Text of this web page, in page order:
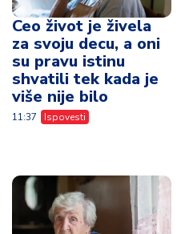
Ceo život je živela
za svoju decu, a oni
su pravu istinu
shvatili tek kada je
više nije bilo
11:37 Ispovesti